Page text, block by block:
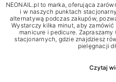
NEONAIL.pl to marka, oferująca
i w naszych punktach
alternatywą podczas zakupów,
Wystarczy kilka minut, aby
manicure i pedicure.
stacjonarnych, gdzie znajdziesz
pielęgnacji
Czytaj